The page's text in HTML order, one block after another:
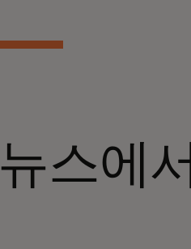
뉴스에서